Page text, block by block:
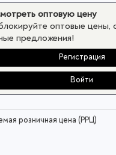
оптовую цену
оптовые цены,
предложения!
Регистрация
Войти
розничная цена (РРЦ)